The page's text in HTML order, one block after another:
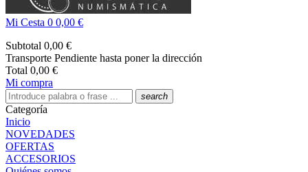
Mi Cesta 0 0,00 €
Subtotal 0,00 €
Transporte Pendiente hasta poner la dirección
Total 0,00 €
Mi compra
search
Categoría
Inicio
NOVEDADES
OFERTAS
ACCESORIOS